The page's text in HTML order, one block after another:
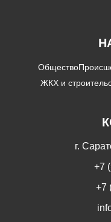
Общество
ЖКХ и
г.
+7
+7